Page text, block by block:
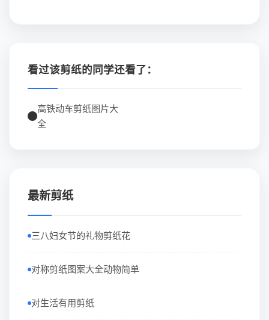
看过该剪纸的同学还看了：
高铁动车剪纸图片大
全
最新剪纸
三八妇女节的礼物剪纸花
对称剪纸图案大全动物简单
对生活有用剪纸